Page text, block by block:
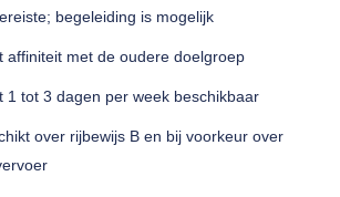
begeleiding is mogelijk
affiniteit met de oudere doelgroep
1 tot 3 dagen per week beschikbaar
over rijbewijs B en bij voorkeur over